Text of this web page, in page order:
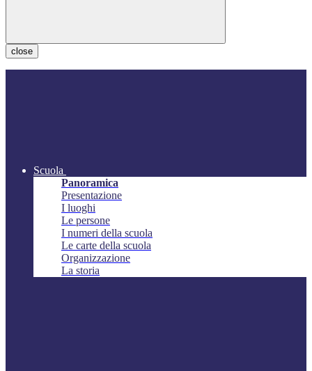
close
Scuola
Panoramica
Presentazione
I luoghi
Le persone
I numeri della scuola
Le carte della scuola
Organizzazione
La storia